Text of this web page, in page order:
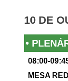
10 DE
•
08:00-
MESA